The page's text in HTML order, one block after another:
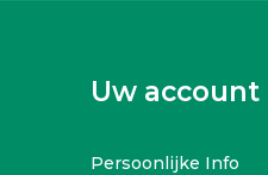
Uw account
Persoonlijke Info